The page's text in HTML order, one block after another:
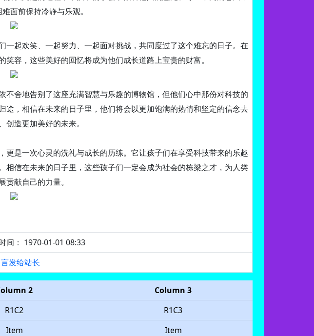
面前保持冷静与乐观。
起欢笑、一起努力、一起面对挑战，共同度过了这个难忘的日子。在
容，这些美好的回忆将成为他们成长道路上宝贵的财富。
舍地告别了这座充满智慧与乐趣的博物馆，但他们心中那份对科技的
，相信在未来的日子里，他们将会以更加饱满的热情和坚定的信念去
创造更加美好的未来。
是一次心灵的洗礼与成长的历练。它让孩子们在享受科技带来的乐趣
信在未来的日子里，这些孩子们一定会成为社会的栋梁之才，为人类
贡献自己的力量。
间： 1970-01-01 08:33
发给站长
2
Column 3
R1C2
R1C3
Item Item